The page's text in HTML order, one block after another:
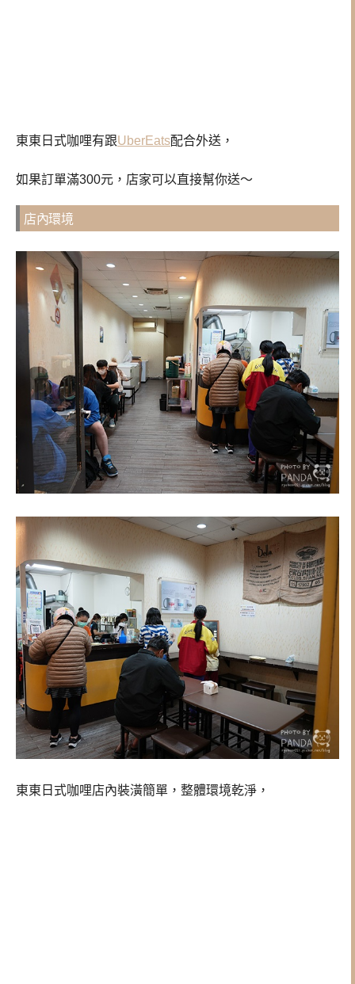
東東日式咖哩有跟UberEats配合外送，
如果訂單滿300元，店家可以直接幫你送～
店內環境
東東日式咖哩店內裝潢簡單，整體環境乾淨，